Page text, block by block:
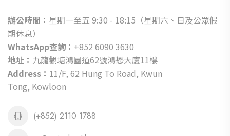
辦公時間： 星期一至五 9:30 - 18:15（星期六、日及公眾假
期休息）
WhatsApp查詢： +852 6090 3630
地址： 九龍觀塘鴻圖道62號鴻懋大廈11樓
Address： 11/F, 62 Hung To Road, Kwun
Tong, Kowloon
(+852) 2110 1788